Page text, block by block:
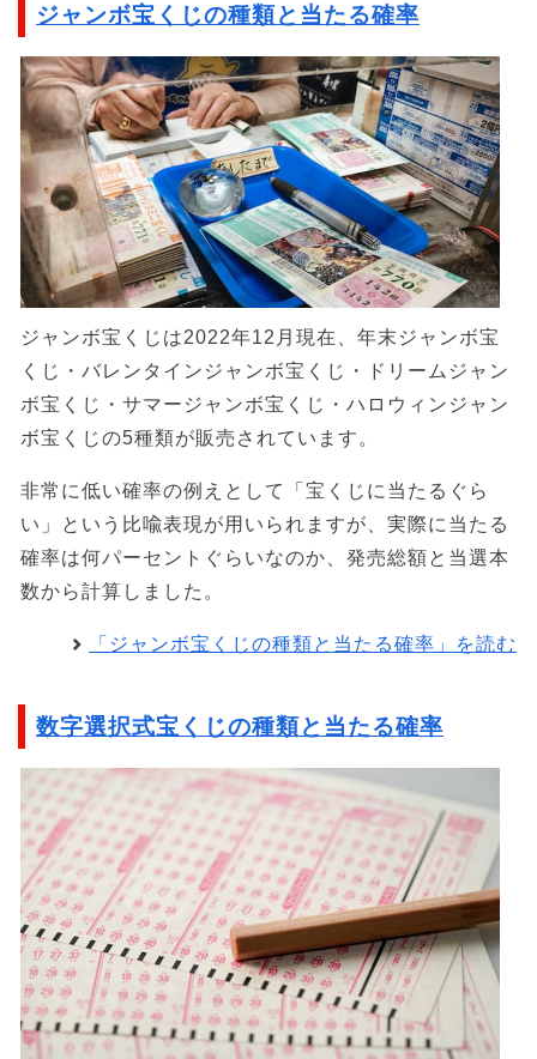
ジャンボ宝くじの種類と当たる確率
ジャンボ宝くじは2022年12月現在、年末ジャンボ宝
くじ・バレンタインジャンボ宝くじ・ドリームジャン
ボ宝くじ・サマージャンボ宝くじ・ハロウィンジャン
ボ宝くじの5種類が販売されています。
非常に低い確率の例えとして「宝くじに当たるぐら
い」という比喩表現が用いられますが、実際に当たる
確率は何パーセントぐらいなのか、発売総額と当選本
数から計算しました。
「ジャンボ宝くじの種類と当たる確率」を読む
数字選択式宝くじの種類と当たる確率